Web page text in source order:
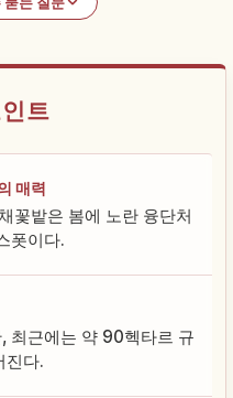
트
매력
꽃밭은 봄에 노란 융단처
폿이다.
최근에는 약 90헥타르 규
진다.